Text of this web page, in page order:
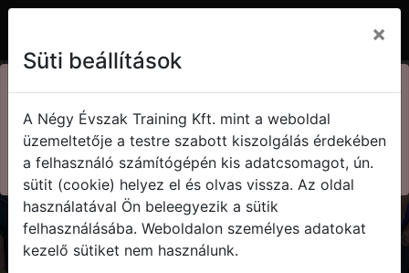
Süti beállítások
×
A Négy Évszak Training Kft. mint a weboldal
üzemeltetője a testre szabott kiszolgálás érdekében
a felhasználó számítógépén kis adatcsomagot, ún.
sütit (cookie) helyez el és olvas vissza. Az oldal
használatával Ön beleegyezik a sütik
felhasználásába. Weboldalon személyes adatokat
kezelő sütiket nem használunk.
73. Kasza nap
Kedvezményes jegyek!
Megnézem!
Kasza Tamás
Olvasd el a blogom!